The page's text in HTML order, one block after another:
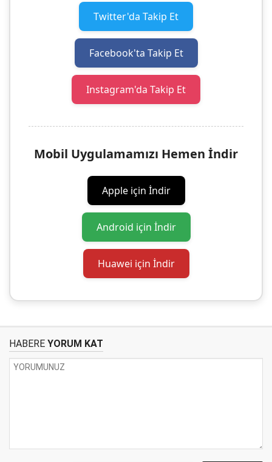
Twitter'da Takip Et
Facebook'ta Takip Et
Instagram'da Takip Et
Mobil Uygulamamızı Hemen İndir
Apple için İndir
Android için İndir
Huawei için İndir
HABERE YORUM KAT